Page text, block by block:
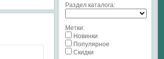
Раздел каталога:
Метки:
Новинки
Популярное
Скидки